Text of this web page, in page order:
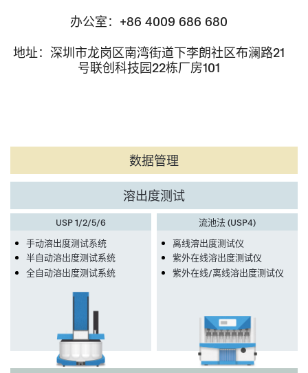
办公室：+86 4009 686 680
地址：深圳市龙岗区南湾街道下李朗社区布澜路21
号联创科技园22栋厂房101
数据管理
溶出度测试
USP 1/2/5/6
手动溶出度测试系统
半自动溶出度测试系统
全自动溶出度测试系统
流池法 (USP4)
离线溶出度测试仪
紫外在线溶出度测试仪
紫外在线/离线溶出度测试仪